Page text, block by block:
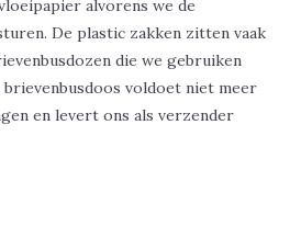
alvorens we de
De plastic zakken zitten vaak
die we gebruiken
brievenbusdoos voldoet niet meer
en levert ons als verzender